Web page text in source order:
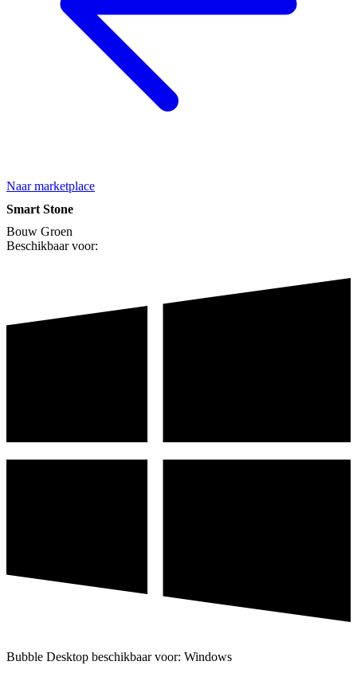
Naar marketplace
Smart Stone
Bouw Groen
Beschikbaar voor:
Bubble Desktop beschikbaar voor: Windows